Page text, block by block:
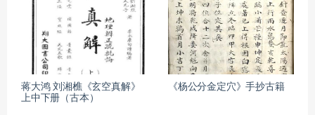
蒋大鸿 刘湘樵《玄空真解》
上中下册（古本）
《杨公分金定穴》手抄古籍